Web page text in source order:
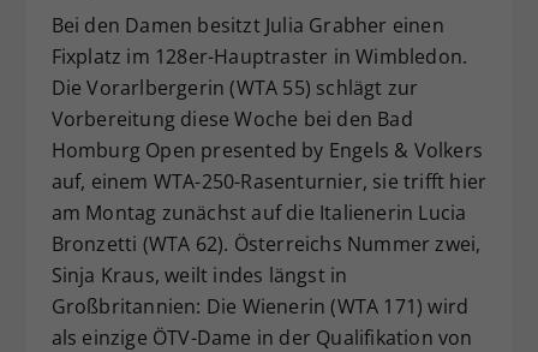
Bei den Damen besitzt Julia Grabher einen
Fixplatz im 128er-Hauptraster in Wimbledon.
Die Vorarlbergerin (WTA 55) schlägt zur
Vorbereitung diese Woche bei den Bad
Homburg Open presented by Engels & Volkers
auf, einem WTA-250-Rasenturnier, sie trifft hier
am Montag zunächst auf die Italienerin Lucia
Bronzetti (WTA 62). Österreichs Nummer zwei,
Sinja Kraus, weilt indes längst in
Großbritannien: Die Wienerin (WTA 171) wird
als einzige ÖTV-Dame in der Qualifikation von